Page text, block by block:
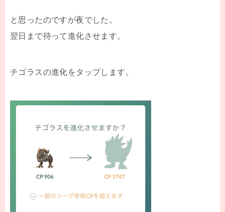
と思ったのですが夜でした。
翌日まで待って進化させます。
チゴラスの進化をタップします。